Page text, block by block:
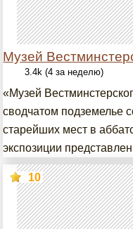
Музей
3.4k (4 за неделю)
«Музей
сводчатом подземелье
старейших мест в
экспозиции
10